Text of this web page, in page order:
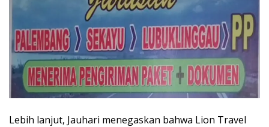
Lebih lanjut, Jauhari menegaskan bahwa Lion Travel